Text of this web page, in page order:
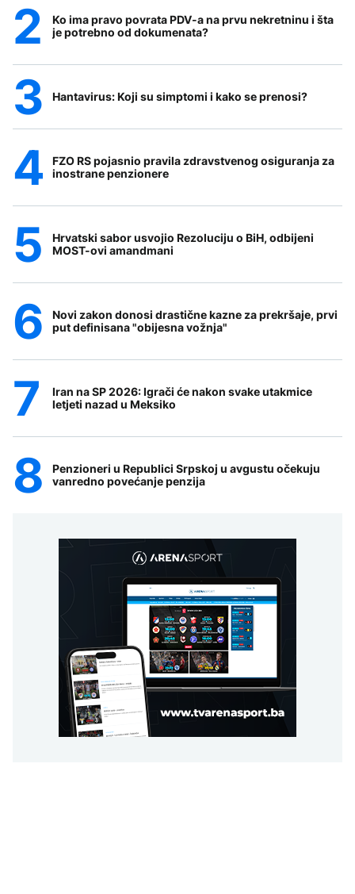
Ko ima pravo povrata PDV-a na prvu nekretninu i šta
je potrebno od dokumenata?
Hantavirus: Koji su simptomi i kako se prenosi?
FZO RS pojasnio pravila zdravstvenog osiguranja za
inostrane penzionere
Hrvatski sabor usvojio Rezoluciju o BiH, odbijeni
MOST-ovi amandmani
Novi zakon donosi drastične kazne za prekršaje, prvi
put definisana "obijesna vožnja"
Iran na SP 2026: Igrači će nakon svake utakmice
letjeti nazad u Meksiko
Penzioneri u Republici Srpskoj u avgustu očekuju
vanredno povećanje penzija